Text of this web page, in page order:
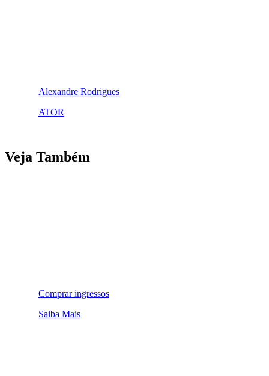
Alexandre Rodrigues
ATOR
Veja Também
Comprar ingressos
Saiba Mais